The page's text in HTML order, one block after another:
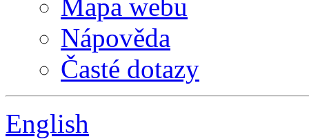
Mapa webu
Nápověda
Časté dotazy
English